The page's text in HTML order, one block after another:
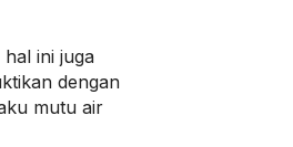
ini juga
dengan
mutu air